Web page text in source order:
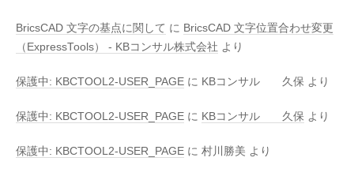
BricsCAD 文字の基点に関して に BricsCAD 文字位置合わせ変更
（ExpressTools） - KBコンサル株式会社 より
保護中: KBCTOOL2-USER_PAGE に KBコンサル 久保 より
保護中: KBCTOOL2-USER_PAGE に KBコンサル 久保 より
保護中: KBCTOOL2-USER_PAGE に 村川勝美 より